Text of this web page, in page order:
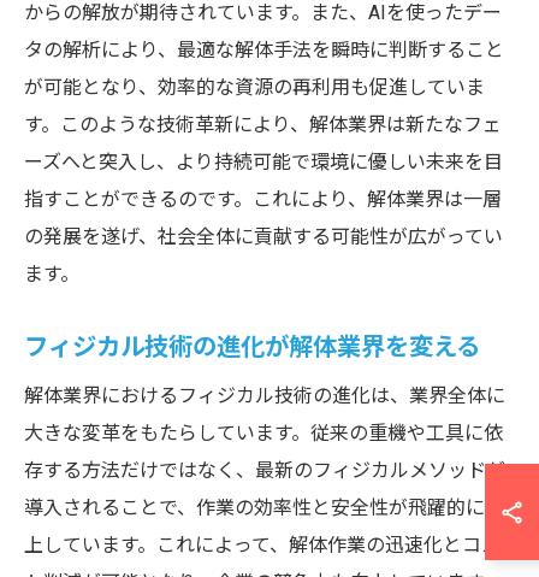
からの解放が期待されています。また、AIを使ったデー
タの解析により、最適な解体手法を瞬時に判断すること
が可能となり、効率的な資源の再利用も促進していま
す。このような技術革新により、解体業界は新たなフェ
ーズへと突入し、より持続可能で環境に優しい未来を目
指すことができるのです。これにより、解体業界は一層
の発展を遂げ、社会全体に貢献する可能性が広がってい
ます。
フィジカル技術の進化が解体業界を変える
解体業界におけるフィジカル技術の進化は、業界全体に
大きな変革をもたらしています。従来の重機や工具に依
存する方法だけではなく、最新のフィジカルメソッドが
導入されることで、作業の効率性と安全性が飛躍的に向
上しています。これによって、解体作業の迅速化とコス